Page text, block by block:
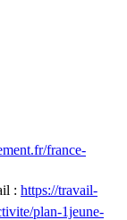
france-
: https://travail-
plan-1jeune-